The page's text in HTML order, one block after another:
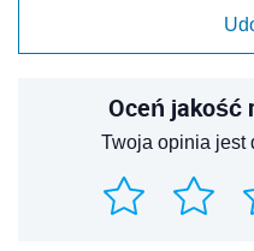
Oceń jakość
Twoja opinia jest